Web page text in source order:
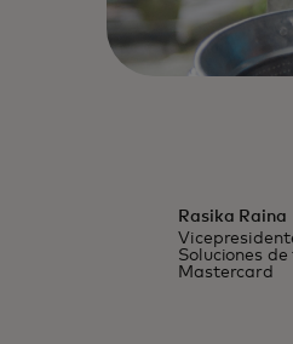
Rasika Raina
Soluciones
Mastercard